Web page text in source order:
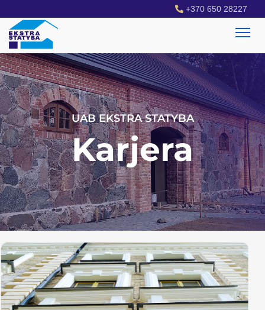
+370 650 28227
UAB EKSTRA STATYBA
Karjera